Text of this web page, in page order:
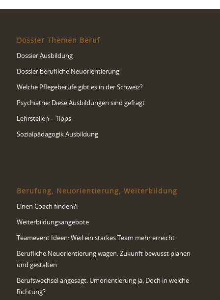
Dossier Themen Beruf
Dossier Ausbildung
Dossier berufliche Neuorientierung
Welche Pflegeberufe gibt es in der Schweiz?
Psychiatrie: Diese Ausbildungen sind gefragt
Lehrstellen – Tipps
Sozialpädagogik Ausbildung
Berufung, Neuorientierung, Weiterbildung
Einen Coach finden?!
Weiterbildungsangebote
Teamevent Ideen: Weil ein starkes Team mehr erreicht
Berufliche Neuorientierung wagen. Zukunft bewusst planen
und gestalten
Berufswechsel angesagt. Umorientierung ja. Doch in welche
Richtung?